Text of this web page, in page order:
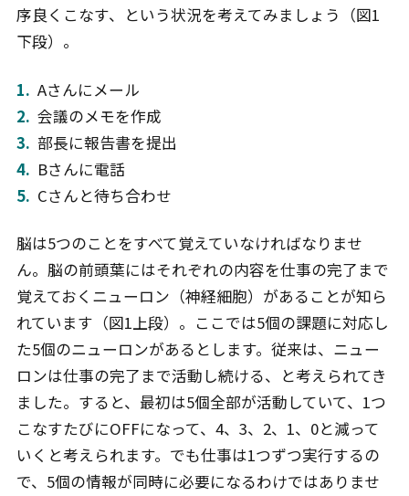
序良くこなす、という状況を考えてみましょう（図1
下段）。
Aさんにメール
会議のメモを作成
部長に報告書を提出
Bさんに電話
Cさんと待ち合わせ
脳は5つのことをすべて覚えていなければなりませ
ん。脳の前頭葉にはそれぞれの内容を仕事の完了まで
覚えておくニューロン（神経細胞）があることが知ら
れています（図1上段）。ここでは5個の課題に対応し
た5個のニューロンがあるとします。従来は、ニュー
ロンは仕事の完了まで活動し続ける、と考えられてき
ました。すると、最初は5個全部が活動していて、1つ
こなすたびにOFFになって、4、3、2、1、0と減って
いくと考えられます。でも仕事は1つずつ実行するの
で、5個の情報が同時に必要になるわけではありませ